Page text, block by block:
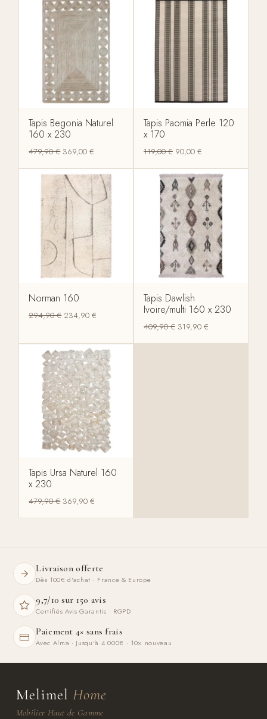
Tapis Begonia Naturel
160 x 230
479,90€ 369,00€
Tapis Paomia Perle 120
x 170
119,00€ 90,00 €
Norman 160
294,90€ 234,90€
Tapis Dawlish
Ivoire/multi 160 x 230
409,90€ 319,90 €
Tapis Ursa Naturel 160
x 230
479,90€ 369,90€
Livraison offerte
Dès 100€ d'achat · France & Europe
9,7/10 sur 150 avis
Certifiés Avis Garantis · RGPD
Paiement 4× sans frais
Avec Alma · Jusqu'à 4 000€ · 10× nouveau
Melimel Home
Mobilier Haut de Gamme